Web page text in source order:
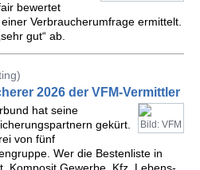
bewertet
Verbraucherumfrage ermittelt.
gut“ ab.
2026 der VFM-Vermittler
Bild: VFM
hat seine
gekürt.
von fünf
Wer die Bestenliste in